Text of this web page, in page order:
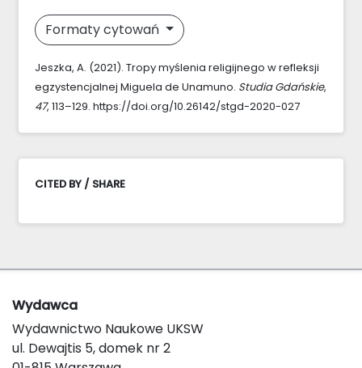
Formaty cytowań
Jeszka, A. (2021). Tropy myślenia religijnego w refleksji
egzystencjalnej Miguela de Unamuno. Studia Gdańskie,
47, 113–129. https://doi.org/10.26142/stgd-2020-027
CITED BY / SHARE
Wydawca
Wydawnictwo Naukowe UKSW
ul. Dewajtis 5, domek nr 2